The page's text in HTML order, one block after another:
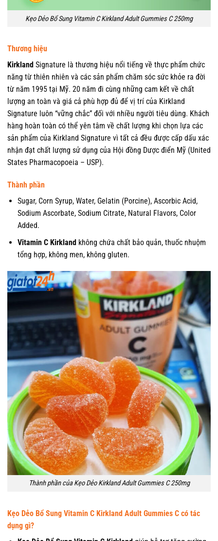
Kẹo Dẻo Bổ Sung Vitamin C Kirkland Adult Gummies C 250mg
Thương hiệu
Kirkland Signature là thương hiệu nổi tiếng về thực phẩm chức
năng từ thiên nhiên và các sản phẩm chăm sóc sức khỏe ra đời
từ năm 1995 tại Mỹ. 20 năm đi cùng những cam kết về chất
lượng an toàn và giá cả phù hợp đủ để vị trí của Kirkland
Signature luôn “vững chắc” đối với nhiều người tiêu dùng. Khách
hàng hoàn toàn có thể yên tâm về chất lượng khi chọn lựa các
sản phẩm của Kirkland Signature vì tất cả đều được cấp dấu xác
nhận đạt chất lượng sử dụng của Hội đồng Dược điển Mỹ (United
States Pharmacopoeia – USP).
Thành phần
Sugar, Corn Syrup, Water, Gelatin (Porcine), Ascorbic Acid,
Sodium Ascorbate, Sodium Citrate, Natural Flavors, Color
Added.
Vitamin C Kirklandkhông chứa chất bảo quản, thuốc nhuộm
tổng hợp, không men, không gluten.
Thành phần của Kẹo Dẻo Kirkland Adult Gummies C 250mg
Kẹo Dẻo Bổ Sung Vitamin C Kirkland Adult Gummies C có tác
dụng gì?